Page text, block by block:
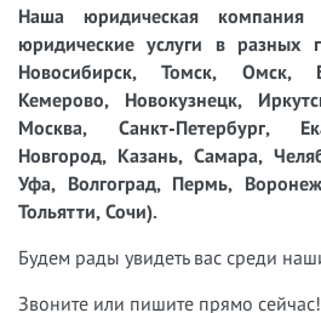
Наша юридическая компания
юридические услуги в разных
Новосибирск, Томск, Омск,
Кемерово, Новокузнецк,
Москва, Санкт-Петербург,
Новгород, Казань, Самара,
Уфа, Волгоград, Пермь,
Тольятти, Сочи).
Будем рады увидеть вас среди
Звоните или пишите прямо сейчас!